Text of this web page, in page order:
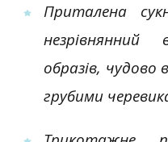
Приталена
образів,
грубими